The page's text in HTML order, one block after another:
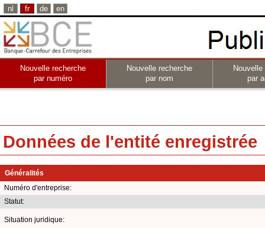
nl fr de en
Nouvelle recherche
par numéro
Nouvelle recherche
par nom
par
Données de l'entité enregistrée
Généralités
Numéro d'entreprise:
Statut:
Situation juridique: